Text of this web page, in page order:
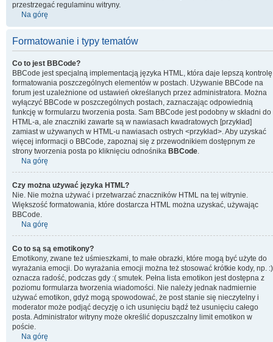
przestrzegać regulaminu witryny.
Na górę
Formatowanie i typy tematów
Co to jest BBCode?
BBCode jest specjalną implementacją języka HTML, która daje lepszą kontrolę
formatowania poszczególnych elementów w postach. Używanie BBCode na
forum jest uzależnione od ustawień określanych przez administratora. Można
wyłączyć BBCode w poszczególnych postach, zaznaczając odpowiednią
funkcję w formularzu tworzenia posta. Sam BBCode jest podobny w składni do
HTML-a, ale znaczniki zawarte są w nawiasach kwadratowych [przykład]
zamiast w używanych w HTML-u nawiasach ostrych <przykład>. Aby uzyskać
więcej informacji o BBCode, zapoznaj się z przewodnikiem dostępnym ze
strony tworzenia posta po kliknięciu odnośnika BBCode.
Na górę
Czy można używać języka HTML?
Nie. Nie można używać i przetwarzać znaczników HTML na tej witrynie.
Większość formatowania, które dostarcza HTML można uzyskać, używając
BBCode.
Na górę
Co to są są emotikony?
Emotikony, zwane też uśmieszkami, to małe obrazki, które mogą być użyte do
wyrażania emocji. Do wyrażania emocji można też stosować krótkie kody, np. :)
oznacza radość, podczas gdy :( smutek. Pełna lista emotikon jest dostępna z
poziomu formularza tworzenia wiadomości. Nie należy jednak nadmiernie
używać emotikon, gdyż mogą spowodować, że post stanie się nieczytelny i
moderator może podjąć decyzję o ich usunięciu bądź też usunięciu całego
posta. Administrator witryny może określić dopuszczalny limit emotikon w
poście.
Na górę